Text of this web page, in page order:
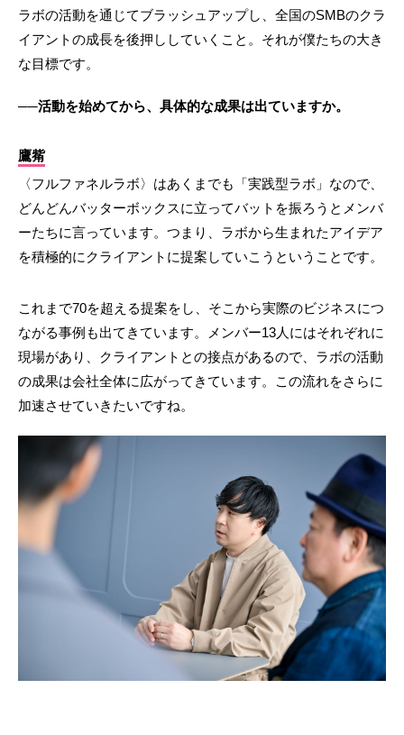
ラボの活動を通じてブラッシュアップし、全国のSMBのクラ
イアントの成長を後押ししていくこと。それが僕たちの大き
な目標です。
──活動を始めてから、具体的な成果は出ていますか。
鷹觜
〈フルファネルラボ〉はあくまでも「実践型ラボ」なので、
どんどんバッターボックスに立ってバットを振ろうとメンバ
ーたちに言っています。つまり、ラボから生まれたアイデア
を積極的にクライアントに提案していこうということです。
これまで70を超える提案をし、そこから実際のビジネスにつ
ながる事例も出てきています。メンバー13人にはそれぞれに
現場があり、クライアントとの接点があるので、ラボの活動
の成果は会社全体に広がってきています。この流れをさらに
加速させていきたいですね。